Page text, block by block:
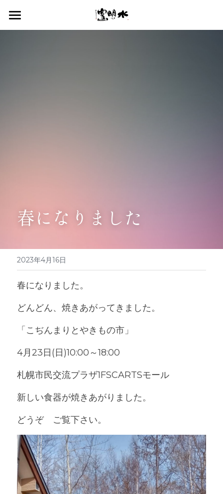
HOME
春になりました
2023年4月16日
春になりました。
どんどん、焼きあがってきました。
「こぢんまりとやきもの市」
4月23日(日)10:00～18:00
札幌市民交流プラザ1FSCARTSモール
新しい食器が焼きあがりました。
どうぞ　ご覧下さい。